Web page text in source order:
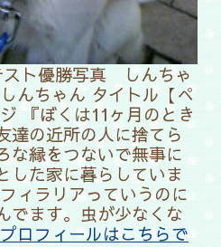
スト優勝写真 しんちゃ
んちゃん タイトル【ぺ
『ぼくは11ヶ月のとき
達の近所の人に捨てら
な縁をつないで無事に
した家に暮らしていま
ィラリアっていうのに
でます。虫が少なくな
ロフィールはこちらで